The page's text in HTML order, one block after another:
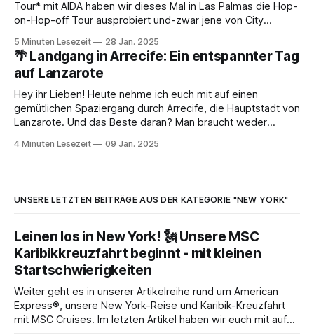
Tour* mit AIDA haben wir dieses Mal in Las Palmas die Hop-
on-Hop-off Tour ausprobiert und-zwar jene von City
zu Fuß unterwegs. Landgang in Las Palmas auf Gran
Canaria: Unser erster Eindruck 🌴☀️In
5 Minuten Lesezeit 28 Jan. 2025
🌴 Landgang in Arrecife: Ein entspannter Tag
auf Lanzarote
Hey ihr Lieben! Heute nehme ich euch mit auf einen
gemütlichen Spaziergang durch Arrecife, die Hauptstadt von
Lanzarote. Und das Beste daran? Man braucht weder
gelangen – in weniger als 15 Minuten ist man mittendrin im
4 Minuten Lesezeit 09 Jan. 2025
UNSERE LETZTEN BEITRÄGE AUS DER KATEGORIE "NEW YORK"
Leinen los in New York! 🗽 Unsere MSC
Karibikkreuzfahrt beginnt - mit kleinen
Startschwierigkeiten
Weiter geht es in unserer Artikelreihe rund um American
Express®, unsere New York-Reise und Karibik-Kreuzfahrt
mit MSC Cruises. Im letzten Artikel haben wir euch mit auf